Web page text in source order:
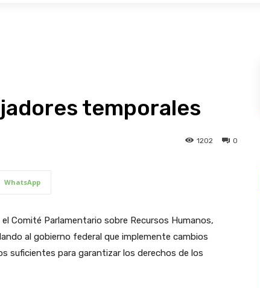
temporales
0
1202
WhatsApp
Comité Parlamentario sobre Recursos Humanos,
al gobierno federal que implemente cambios
suficientes para garantizar los derechos de los